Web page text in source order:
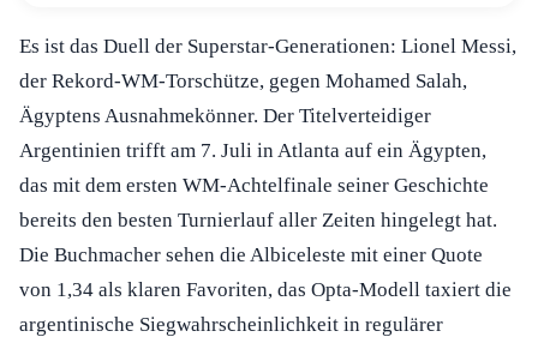
Es ist das Duell der Superstar-Generationen: Lionel Messi,
der Rekord-WM-Torschütze, gegen Mohamed Salah,
Ägyptens Ausnahmekönner. Der Titelverteidiger
Argentinien trifft am 7. Juli in Atlanta auf ein Ägypten,
das mit dem ersten WM-Achtelfinale seiner Geschichte
bereits den besten Turnierlauf aller Zeiten hingelegt hat.
Die Buchmacher sehen die Albiceleste mit einer Quote
von 1,34 als klaren Favoriten, das Opta-Modell taxiert die
argentinische Siegwahrscheinlichkeit in regulärer